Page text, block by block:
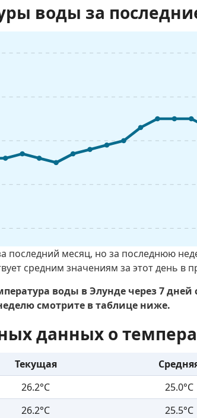
воды за
последний месяц, но за последнюю
средним значениям за этот день в
воды в Элунде через 7
смотрите в таблице ниже.
данных о
Текущая
26.2°C
25.0°C
26.2°C
25.5°C